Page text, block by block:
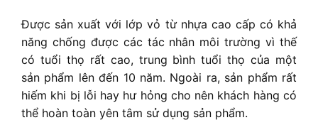
Được sản xuất với lớp vỏ từ nhựa cao cấp có khả
năng chống được các tác nhân môi trường vì thế
có tuổi thọ rất cao, trung bình tuổi thọ của một
sản phẩm lên đến 10 năm. Ngoài ra, sản phẩm rất
hiếm khi bị lỗi hay hư hỏng cho nên khách hàng có
thể hoàn toàn yên tâm sử dụng sản phẩm.